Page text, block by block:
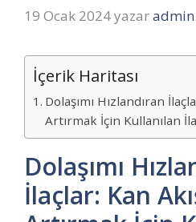
19 Ocak 2024yazaradmin
İçerik Haritası
Dolaşımı Hızlandıran
Artırmak İçin Kullanılan
Dolaşımı
İlaçlar: Kan